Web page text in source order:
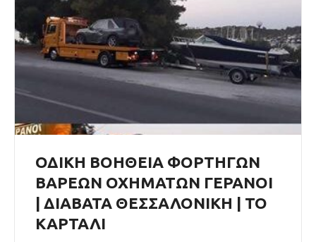
ΟΔΙΚΗ ΒΟΗΘΕΙΑ ΦΟΡΤΗΓΩΝ
ΒΑΡΕΩΝ ΟΧΗΜΑΤΩΝ ΓΕΡΑΝΟΙ
| ΔΙΑΒΑΤΑ ΘΕΣΣΑΛΟΝΙΚΗ | ΤΟ
ΚΑΡΤΑΛΙ